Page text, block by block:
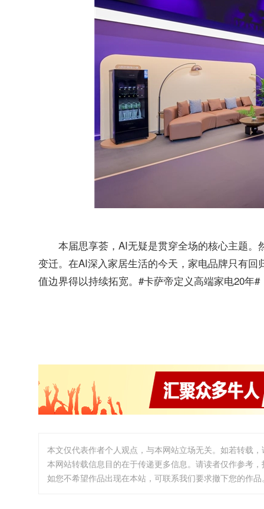
本届思享荟，AI无疑是贯穿全场的核心主题
变迁。在AI深入家居生活的今天，家电品牌只有
值边界得以持续拓宽。#卡萨帝定义高端家电20年#
本文仅代表作者个人观点，与本网站立场无关。如若转载
本网站转载信息目的在于传递更多信息。请读者仅作参考
如您不希望作品出现在本站，可联系我们要求撤下您的作